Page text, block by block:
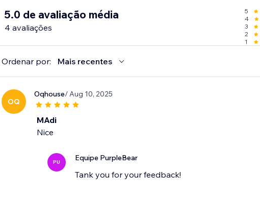
5.0 de avaliação média
4 avaliações
5
4
3
2
1
Ordenar por: Mais recentes
OQ
Oqhouse/ Aug 10, 2025
MAdi
Nice
PU Equipe PurpleBear
Tank you for your feedback!